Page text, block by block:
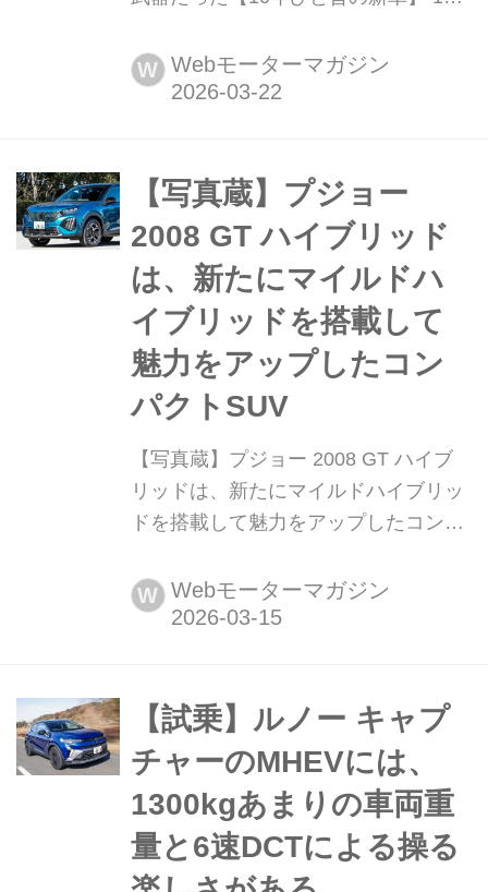
年前のクルマは環境や安全を重視する
傾向が強まっていた。そんな時代のニ
マイナーチェンジされた、ホンダ フリ
W Webモーターマガジン
【写真蔵】プジョー
2008 GT ハイブリッド
は、新たにマイルドハ
イブリッドを搭載して
魅力をアップしたコン
パクトSUV
【写真蔵】プジョー 2008 GT ハイブ
リッドは、新たにマイルドハイブリッ
ドを搭載して魅力をアップしたコンパ
SUV「2008」に新設定されたのが、マ
イルドハイブリッドを採用した「GTハ
W Webモーターマガジン
【試乗】ルノー キャプ
チャーのMHEVには、
1300kgあまりの車両重
量と6速DCTによる操る